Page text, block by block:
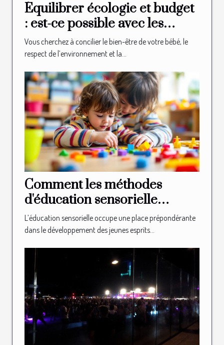
Équilibrer écologie et budget
: est-ce possible avec les
couches bio ?
Vous cherchez à concilier le bien-être de votre bébé, le
respect de l’environnement et la...
Comment les méthodes
d'éducation sensorielle
façonnent-elles les jeunes
esprits ?
L’éducation sensorielle occupe une place prépondérante
dans le développement des jeunes esprits...